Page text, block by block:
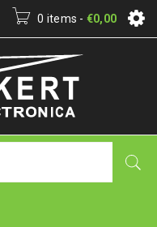
0 items - €0,00